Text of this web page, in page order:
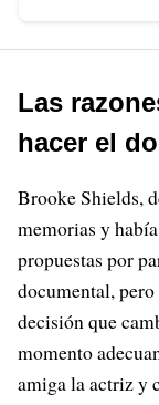
Las
hacer el
Brooke Shields,
memorias y
propuestas por
documental,
decisión que
momento
amiga la actriz y